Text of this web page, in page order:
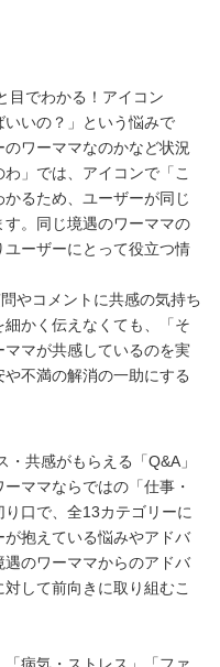
目でわかる！アイコン
いの？」という悩みで
ワーママなのかなど状況
」では、アイコンで「こ
るため、ユーザーが同じ
。同じ境遇のワーママの
ーザーにとって役立つ情
やコメントに共感の気持ち
かく伝えなくても、「そ
マが共感しているのを実
不満の解消の一助にする
共感がもらえる「Q&A」
ママならではの「仕事・
口で、全13カテゴリーに
抱えている悩みやアドバ
のワーママからのアドバ
して前向きに取り組むこ